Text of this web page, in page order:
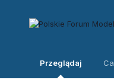
Przeglądaj